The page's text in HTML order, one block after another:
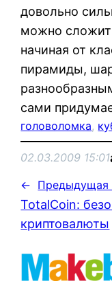
довольно
можно
начиная от
пирамиды,
сами
головоломка,
02.03.2009 15:01
← Предыдущая
TotalCoin:
криптовалюты